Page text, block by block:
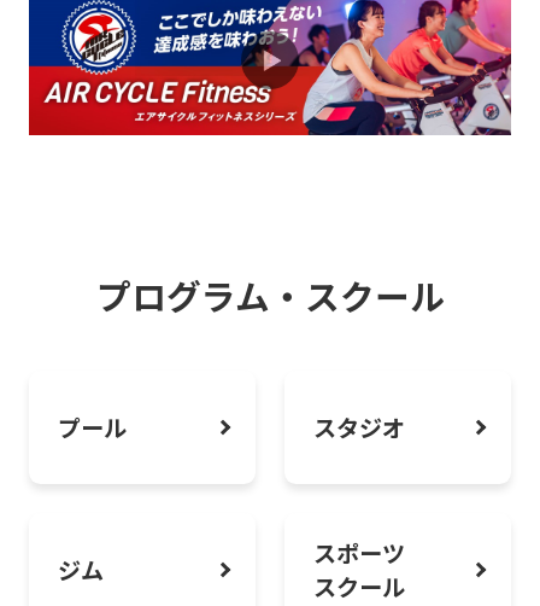
2026.08.01 お知らせ
無料分析会も開催中！パーソナルトレー
ニングで姿勢バランス改善
深夜・早朝に利用できるミッドナイトモ
ーニング会員のおすすめ
泳がなくても楽しめる！この夏プールを
プログラム・スクール
プール スタジオ
ジム
スポーツ
スクール